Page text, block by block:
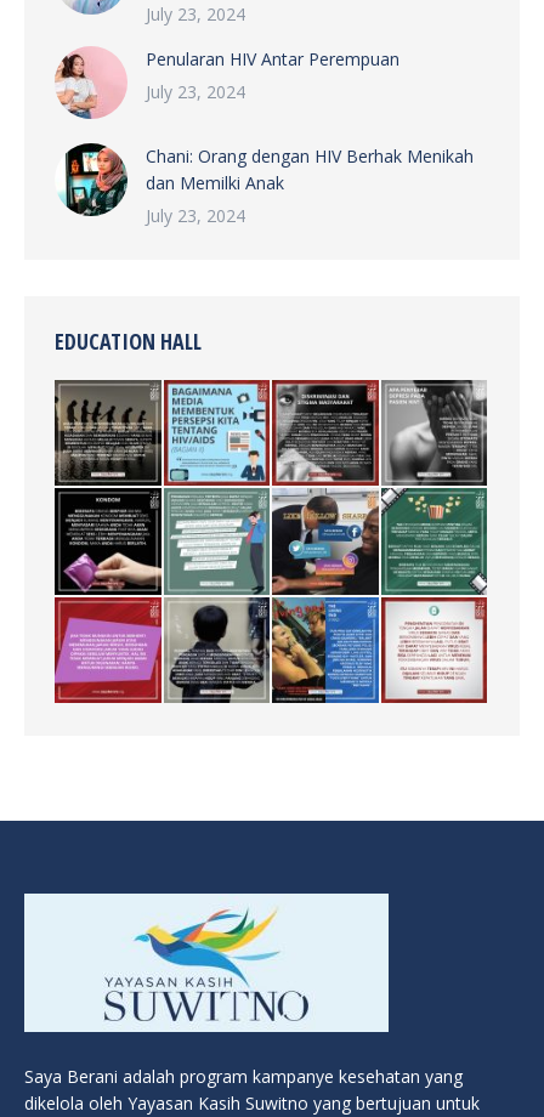
July 23, 2024
Penularan HIV Antar Perempuan
July 23, 2024
Chani: Orang dengan HIV Berhak Menikah
dan Memilki Anak
July 23, 2024
EDUCATION HALL
Saya Berani adalah program kampanye kesehatan yang
dikelola oleh Yayasan Kasih Suwitno yang bertujuan untuk